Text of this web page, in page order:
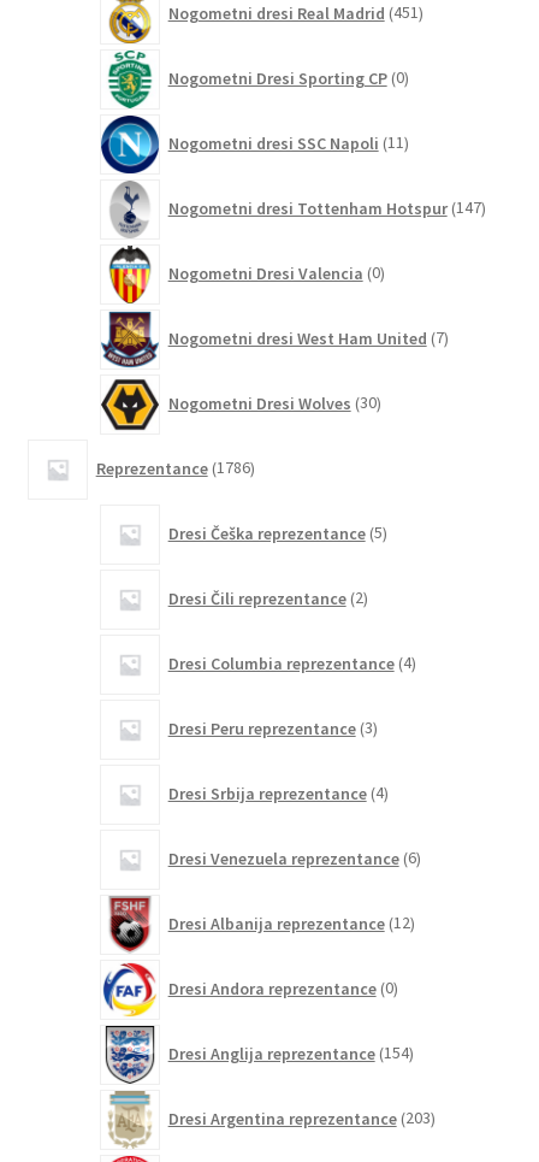
Nogometni dresi Real Madrid 451izdelkov
Nogometni Dresi Sporting CP 0izdelkov
Nogometni dresi SSC Napoli 11izdelkov
Nogometni dresi Tottenham Hotspur 147
Nogometni Dresi Valencia 0izdelkov
Nogometni dresi West Ham United 7izdelkov
Nogometni Dresi Wolves 30izdelkov
Reprezentance 1786izdelkov
Dresi Češka reprezentance 5izdelkov
Dresi Čili reprezentance 2izdelka
Dresi Columbia reprezentance 4izdelki
Dresi Peru reprezentance 3izdelki
Dresi Srbija reprezentance 4izdelki
Dresi Venezuela reprezentance 6izdelkov
Dresi Albanija reprezentance 12izdelkov
Dresi Andora reprezentance 0izdelkov
Dresi Anglija reprezentance 154izdelkov
Dresi Argentina reprezentance 203izdelki